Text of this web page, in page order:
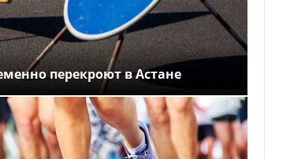
перекроют в Астане